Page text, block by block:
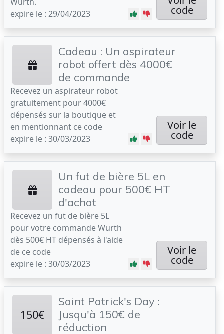
expire le : 29/04/2023
code
Cadeau : Un aspirateur
robot offert dès 4000€
de commande
Recevez un aspirateur robot
gratuitement pour 4000€
dépensés sur la boutique et
en mentionnant ce code
expire le : 30/03/2023
Voir le
code
Un fut de bière 5L en
cadeau pour 500€ HT
d'achat
Recevez un fut de bière 5L
pour votre commande Wurth
dès 500€ HT dépensés à l'aide
de ce code
expire le : 30/03/2023
Voir le
code
150€
Saint Patrick's Day :
Jusqu'à 150€ de
réduction